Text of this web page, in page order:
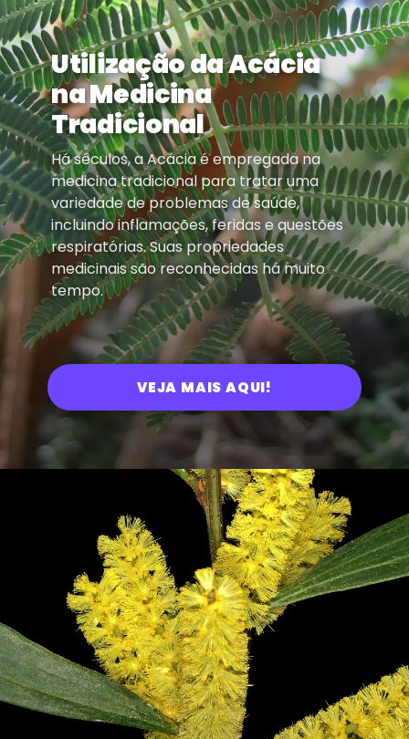
Utilização da Acácia
na Medicina
Tradicional
Há séculos, a Acácia é empregada na
medicina tradicional para tratar uma
variedade de problemas de saúde,
incluindo inflamações, feridas e questões
respiratórias. Suas propriedades
medicinais são reconhecidas há muito
tempo.
VEJA MAIS AQUI!